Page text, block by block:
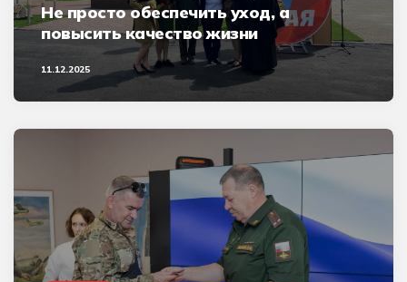
Не просто обеспечить уход, а
повысить качество жизни
11.12.2025